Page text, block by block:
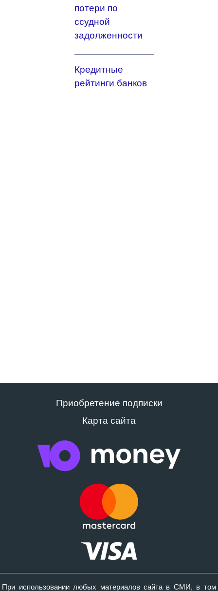
потери по
ссудной
задолженности
Кредитные
рейтинги банков
Приобретение подписки
Карта сайта
При использовании любых материалов сайта в СМИ, в том